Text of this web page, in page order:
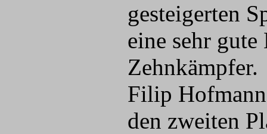
gesteigerten
eine sehr
Zehnkämpfer.
Filip
den zweiten